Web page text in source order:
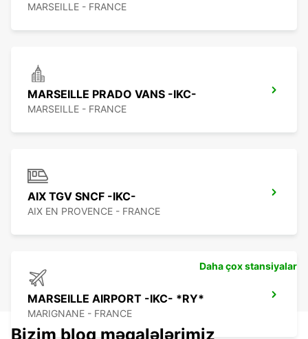
MARSEILLE - FRANCE
MARSEILLE PRADO VANS -IKC-
MARSEILLE - FRANCE
AIX TGV SNCF -IKC-
AIX EN PROVENCE - FRANCE
MARSEILLE AIRPORT -IKC- *RY*
MARIGNANE - FRANCE
Daha çox stansiyalar
Bizim bloq məqalələrimiz